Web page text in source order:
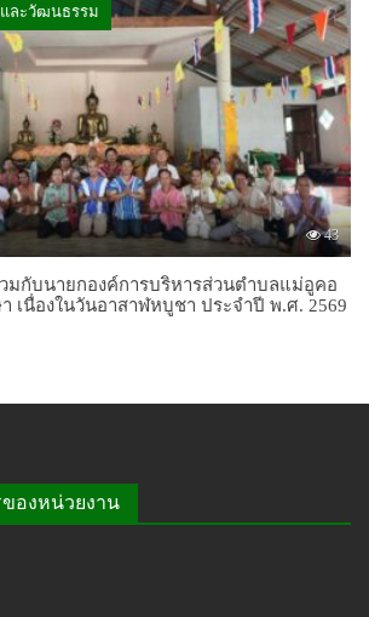
ละวัฒนธรรม
43
มกับนายกองค์การบริหารส่วนตำบลแม่อูคอ
เนื่องในวันอาสาฬหบูชา ประจำปี พ.ศ. 2569
องหน่วยงาน